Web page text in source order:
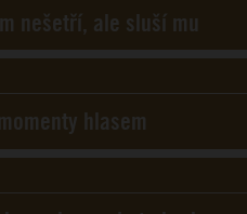
nešetří, ale sluší mu
hlasem